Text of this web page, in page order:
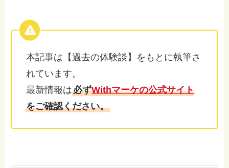
本記事は【過去の体験談】をもとに執筆さ
れています。
最新情報は必ずWithマーケの公式サイト
をご確認ください。